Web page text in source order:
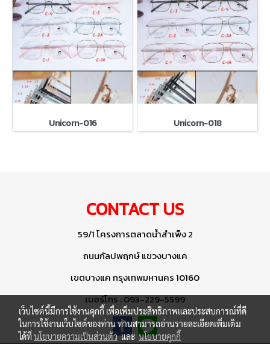
Unicorn-016 Unicorn-018
CONTACT US
59/1 โครงการตลาดน้ำสำเพ็ง 2
ถนนกัลปพฤกษ์ แขวงบางแค
เขตบางแค กรุงเทพมหานคร 10160
เบอร์โทร : 093-229-5599
เว็บไซต์นี้มีการใช้งานคุกกี้ เพื่อเพิ่มประสิทธิภาพและประสบการณ์ที่ดี
ในการใช้งานเว็บไซต์ของท่าน ท่านสามารถอ่านรายละเอียดเพิ่มเติม
ได้ที่นโยบายความเป็นส่วนตัวและนโยบายคุกกี้